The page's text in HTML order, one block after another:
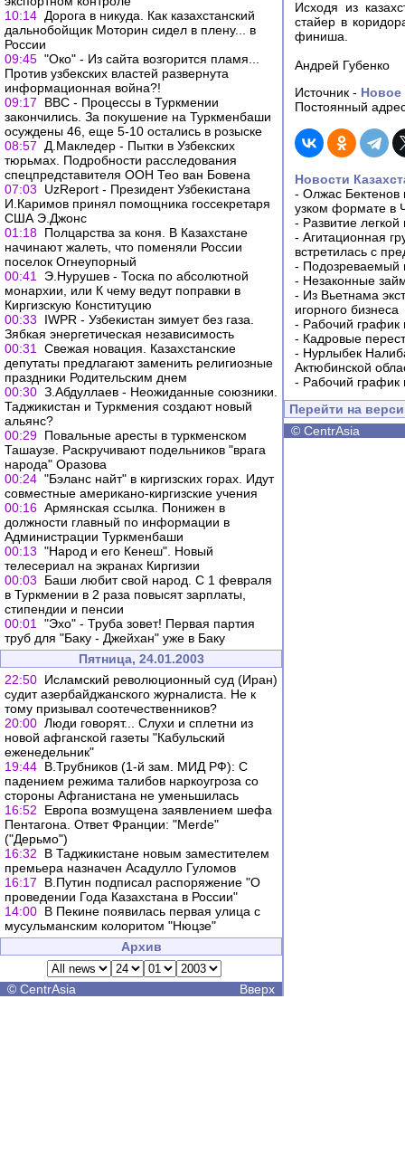
10:14 Дорога в никуда. Как казахстанский
дальнобойщик Моторин сидел в плену... в
России
09:45 "Око" - Из сайта возгорится пламя...
Против узбекских властей развернута
информационная война?!
09:17
BBC - Процессы в Туркмении
закончились. За покушение на Туркменбаши
осуждены 46, еще 5-10 остались в розыске
08:57
Д.Макледер - Пытки в Узбекских
тюрьмах. Подробности расследования
спецпредставителя ООН Тео ван Бовена
07:03
UzReport - Президент Узбекистана
И.Каримов принял помощника госсекретаря
США Э.Джонс
01:18 Полцарства за коня. В Казахстане
начинают жалеть, что поменяли России
поселок Огнеупорный
00:41
Э.Нурушев - Тоска по абсолютной
монархии, или К чему ведут поправки в
Киргизскую Конституцию
00:33
IWPR - Узбекистан зимует без газа.
Зябкая энергетическая независимость
00:31
Свежая новация. Казахстанские
депутаты предлагают заменить религиозные
праздники Родительским днем
00:30 З.Абдуллаев - Неожиданные союзники.
Таджикистан и Туркмения создают новый
альянс?
00:29 Повальные аресты в туркменском
Ташаузе. Раскручивают подельников "врага
народа" Оразова
00:24 "Бэланс найт" в киргизских горах. Идут
совместные американо-киргизские учения
00:16 Армянская ссылка. Понижен в
должности главный по информации в
Администрации Туркменбаши
00:13 "Народ и его Кенеш". Новый
телесериал на экранах Киргизии
00:03
Баши любит свой народ. С 1 февраля
в Туркмении в 2 раза повысят зарплаты,
стипендии и пенсии
00:01
"Эхо" - Труба зовет! Первая партия
труб для "Баку - Джейхан" уже в Баку
Пятница, 24.01.2003
22:50 Исламский революционный суд (Иран)
судит азербайджанского журналиста. Не к
тому призывал соотечественников?
20:00 Люди говорят... Слухи и сплетни из
новой афганской газеты "Кабульский
еженедельник"
19:44 В.Трубников (1-й зам. МИД РФ): С
падением режима талибов наркоугроза со
стороны Афганистана не уменьшилась
16:52
Европа возмущена заявлением шефа
Пентагона. Ответ Франции: "Merde"
("Дерьмо")
16:32
В Таджикистане новым заместителем
премьера назначен Асадулло Гуломов
16:17
В.Путин подписал распоряжение "О
проведении Года Казахстана в России"
14:00 В Пекине появилась первая улица с
мусульманским колоритом "Нюцзе"
Архив
© CentrAsia Вверх
Исходя из
стайер в
финиша.
Андрей Губенко
Источник - Новое
Постоянный
Новости
- Олжас Бектенов
узком формате в
- Развитие
- Агитационная
встретилась с
- Подозреваемый
- Незаконные
- Из Вьетнама
игорного бизнеса
- Рабочий график
- Кадровые
- Нурлыбек
Актюбинской
- Рабочий график
Перейти на
© CentrAsia